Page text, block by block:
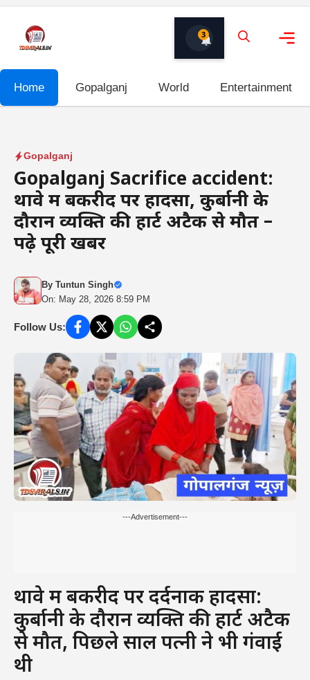
content
3
Home Gopalganj World Entertainment
Gopalganj
Gopalganj Sacrifice accident:
थावे में बकरीद पर हादसा, कुर्बानी के
दौरान व्यक्ति की हार्ट अटैक से मौत –
पढ़े पूरी खबर
By Tuntun Singh
On: May 28, 2026 8:59 PM
Follow Us:
---Advertisement---
थावे में बकरीद पर दर्दनाक हादसा:
कुर्बानी के दौरान व्यक्ति की हार्ट अटैक
से मौत, पिछले साल पत्नी ने भी गंवाई
थी